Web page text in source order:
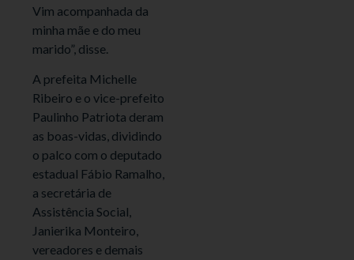
Vim acompanhada da
minha mãe e do meu
marido”, disse.
A prefeita Michelle
Ribeiro e o vice-prefeito
Paulinho Patriota deram
as boas-vidas, dividindo
o palco com o deputado
estadual Fábio Ramalho,
a secretária de
Assistência Social,
Janierika Monteiro,
vereadores e demais